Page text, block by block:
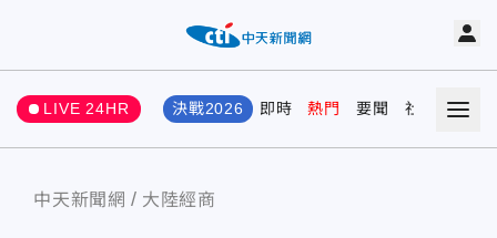
LIVE 24HR 決戰2026 即時 熱門 要聞 社會 娛樂
中天新聞網 大陸經商